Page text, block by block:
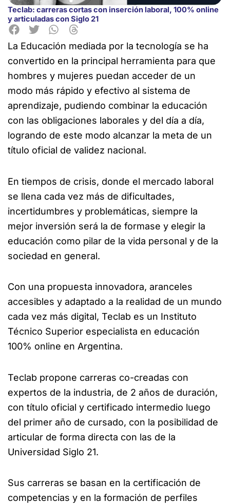
Teclab: carreras cortas con inserción laboral, 100% online
y articuladas con Siglo 21
La Educación mediada por la tecnología se ha
convertido en la principal herramienta para que
hombres y mujeres puedan acceder de un
modo más rápido y efectivo al sistema de
aprendizaje, pudiendo combinar la educación
con las obligaciones laborales y del día a día,
logrando de este modo alcanzar la meta de un
título oficial de validez nacional.
En tiempos de crisis, donde el mercado laboral
se llena cada vez más de dificultades,
incertidumbres y problemáticas, siempre la
mejor inversión será la de formase y elegir la
educación como pilar de la vida personal y de la
sociedad en general.
Con una propuesta innovadora, aranceles
accesibles y adaptado a la realidad de un mundo
cada vez más digital, Teclab es un Instituto
Técnico Superior especialista en educación
100% online en Argentina.
Teclab propone carreras co-creadas con
expertos de la industria, de 2 años de duración,
con título oficial y certificado intermedio luego
del primer año de cursado, con la posibilidad de
articular de forma directa con las de la
Universidad Siglo 21.
Sus carreras se basan en la certificación de
competencias y en la formación de perfiles